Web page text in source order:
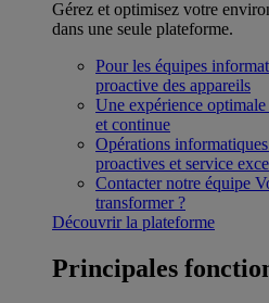
Gérez et optimisez votre
dans une seule plateforme.
Pour les équipes
proactive des appareils
Une expérience optimale
et continue
Opérations
proactives et service
Contacter notre équipe
transformer ?
Découvrir la plateforme
Principales